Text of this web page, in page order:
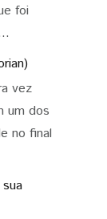
foi
vez
um dos
no final